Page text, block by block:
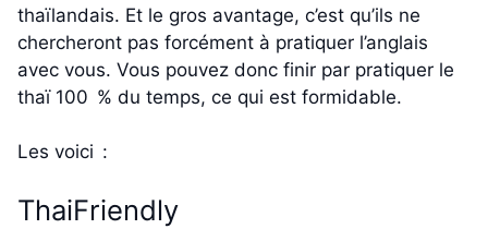
thaïlandais. Et le gros avantage, c’est qu’ils ne
chercheront pas forcément à pratiquer l’anglais
avec vous. Vous pouvez donc finir par pratiquer le
thaï 100 % du temps, ce qui est formidable.
Les voici :
ThaiFriendly